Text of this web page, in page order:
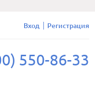
Вход Регистрация
550-86-33